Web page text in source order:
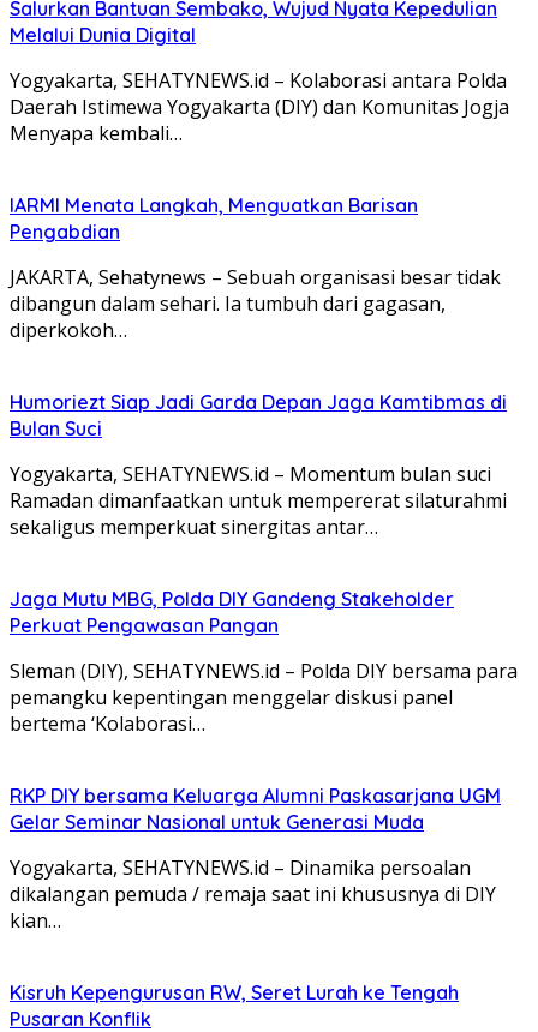
Salurkan Bantuan Sembako, Wujud Nyata Kepedulian
Melalui Dunia Digital
Yogyakarta, SEHATYNEWS.id – Kolaborasi antara Polda
Daerah Istimewa Yogyakarta (DIY) dan Komunitas Jogja
Menyapa kembali…
IARMI Menata Langkah, Menguatkan Barisan
Pengabdian
JAKARTA, Sehatynews – Sebuah organisasi besar tidak
dibangun dalam sehari. Ia tumbuh dari gagasan,
diperkokoh…
Humoriezt Siap Jadi Garda Depan Jaga Kamtibmas di
Bulan Suci
Yogyakarta, SEHATYNEWS.id – Momentum bulan suci
Ramadan dimanfaatkan untuk mempererat silaturahmi
sekaligus memperkuat sinergitas antar…
Jaga Mutu MBG, Polda DIY Gandeng Stakeholder
Perkuat Pengawasan Pangan
Sleman (DIY), SEHATYNEWS.id – Polda DIY bersama para
pemangku kepentingan menggelar diskusi panel
bertema ‘Kolaborasi…
RKP DIY bersama Keluarga Alumni Paskasarjana UGM
Gelar Seminar Nasional untuk Generasi Muda
Yogyakarta, SEHATYNEWS.id – Dinamika persoalan
dikalangan pemuda / remaja saat ini khususnya di DIY
kian…
Kisruh Kepengurusan RW, Seret Lurah ke Tengah
Pusaran Konflik